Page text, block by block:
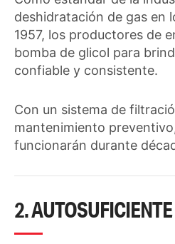
deshidratación de gas en
1957, los productores de
bomba de glicol para
confiable y consistente.
Con un sistema de
mantenimiento
funcionarán durante
2. AUTOSUFICIENTE